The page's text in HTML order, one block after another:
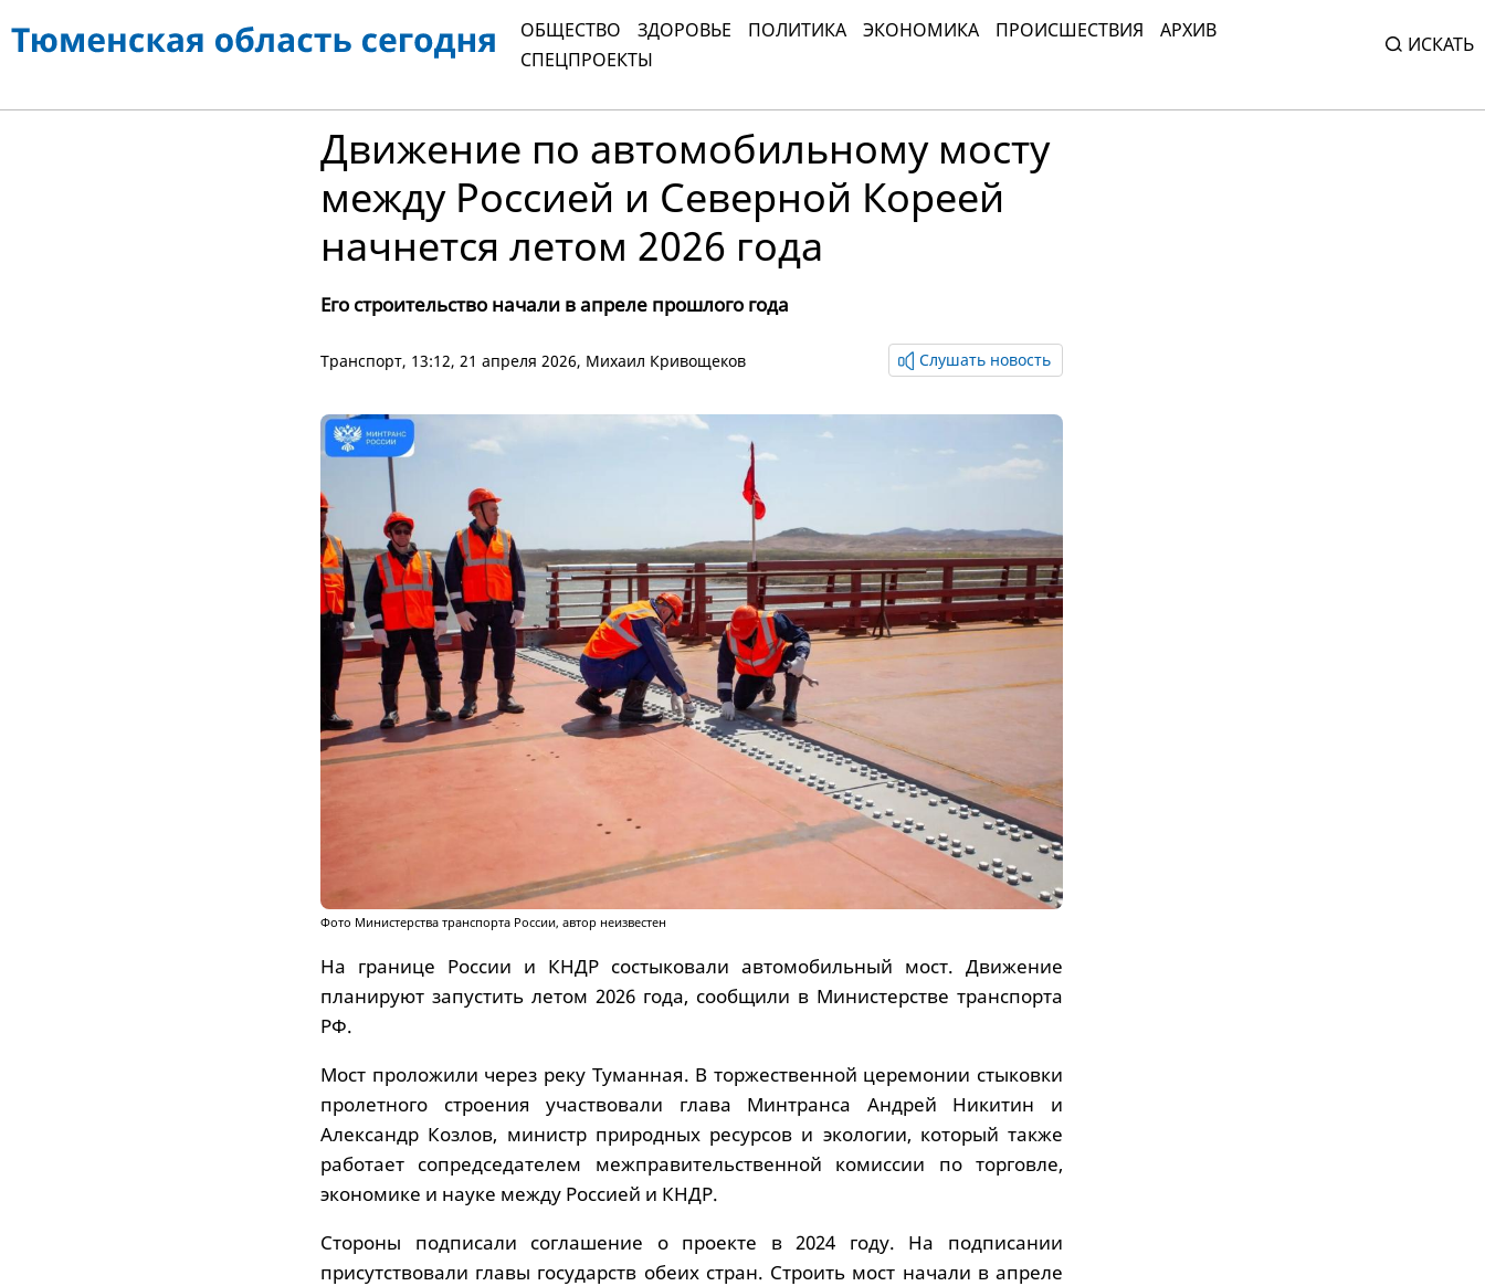
ОБЩЕСТВО ЗДОРОВЬЕ ПОЛИТИКА ЭКОНОМИКА ПРОИСШЕСТВИЯ
АРХИВ
СПЕЦПРОЕКТЫ
ИСКАТЬ
Движение по автомобильному мосту
между Россией и Северной Кореей
начнется летом 2026 года
Его строительство начали в апреле прошлого года
Транспорт, 13:12, 21 апреля 2026, Михаил Кривощеков Слушать новость
Фото Министерства транспорта России, автор неизвестен
На границе России и КНДР состыковали автомобильный мост. Движение
планируют запустить летом 2026 года, сообщили в Министерстве транспорта
РФ.
Мост проложили через реку Туманная. В торжественной церемонии стыковки
пролетного строения участвовали глава Минтранса Андрей Никитин и
Александр Козлов, министр природных ресурсов и экологии, который также
работает сопредседателем межправительственной комиссии по торговле,
экономике и науке между Россией и КНДР.
Стороны подписали соглашение о проекте в 2024 году. На подписании
присутствовали главы государств обеих стран. Строить мост начали в апреле